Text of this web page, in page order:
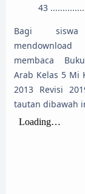
Bagi
membaca
Arab Kelas 5 Mi
2013 Revisi
tautan dibawah